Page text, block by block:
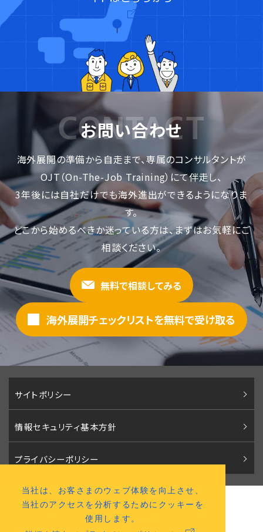
当社は、お客さまのウェブ体験を向上させ、
当社のアクセスを分析するためにクッキーを
使用します。
お問い合わせ
海外展開の準備から自走まで、専属のコンサルタントが
OJT（On-The-Job Training）にて伴走し、
3年後には自社だけでも海外進出ができるようになりま
す。
どこから始めるべきか迷っている方は、まずはお気軽にご
相談ください。
無料で相談してみる
海外展開チェックリストを無料で受け取る
サイトポリシー
情報セキュリティ基本方針
プライバシーポリシー
株式会社パコロア
〒541-0046 大阪市中央区平野町2丁目2番12号